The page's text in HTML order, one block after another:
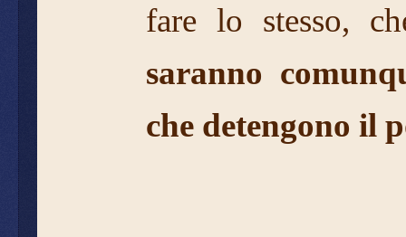
fare lo stesso,
saranno
che detengono il